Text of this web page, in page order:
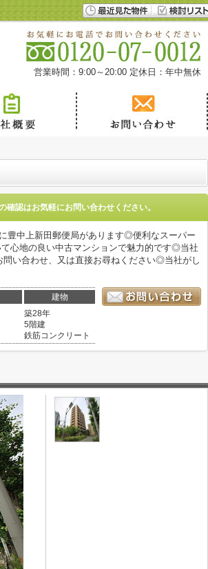
営業時間：9:00～20:00 定休日：年中無休
確認はお気軽にお問い合わせください。
豊中上新田郵便局があります◎便利なスーパー
心地の良い中古マンションで魅力的です◎当社
い合わせ、又は直接お尋ねください◎当社がし
建物
築28年
5階建
鉄筋コンクリート